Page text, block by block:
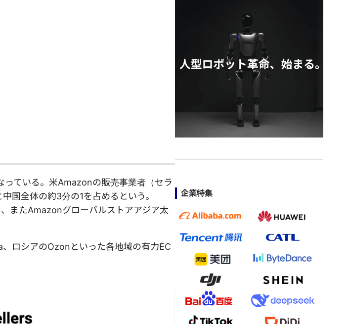
っている。米Amazonの販売事業者 （セラ
中国全体の約3分の1を占める という。
またAmazonグローバルストアアジア太
ロシアのOzonといった各地域の有力EC
企業特集